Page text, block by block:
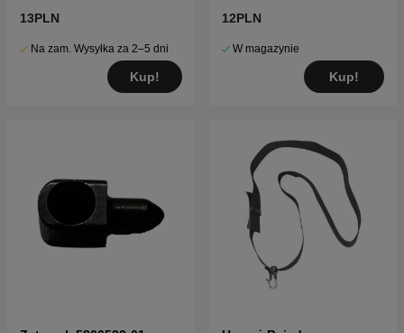
13PLN
Na zam. Wysyłka za 2–5 dni
Kup!
12PLN
W magazynie
Kup!